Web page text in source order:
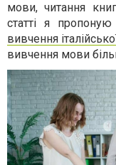
мови, читання
статті я
вивчення
вивчення мови